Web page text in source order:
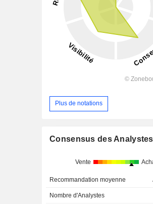
Plus de notations
Consensus des Analystes
Vente
Recommandation moyenne
Nombre d'Analystes